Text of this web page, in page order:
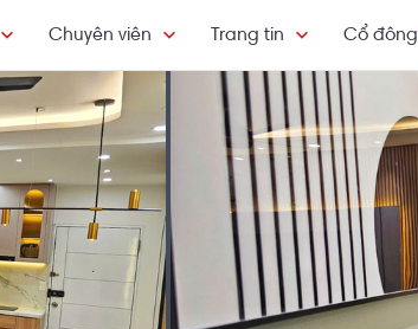
Chuyên viên Trang tin Cổ đông